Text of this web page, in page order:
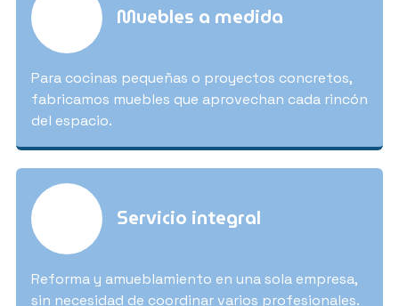
Muebles a medida
Para cocinas pequeñas o proyectos concretos,
fabricamos muebles que aprovechan cada rincón
del espacio.
Servicio integral
Reforma y amueblamiento en una sola empresa,
sin necesidad de coordinar varios profesionales.